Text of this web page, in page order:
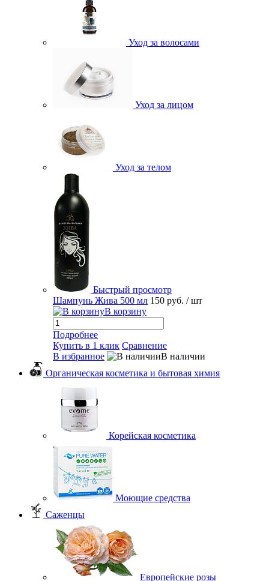
Уход за волосами
Уход за лицом
Уход за телом
Быстрый просмотр
Шампунь Жива 500 мл 150 руб. / шт
В корзину
Подробнее
Купить в 1 клик Сравнение
В избранное
В наличии
Органическая косметика и бытовая химия
Корейская косметика
Моющие средства
Саженцы
Европейские розы